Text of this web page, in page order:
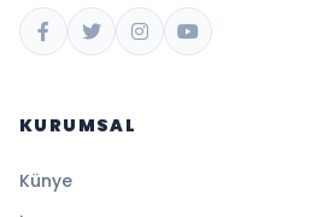
KURUMSAL
Künye